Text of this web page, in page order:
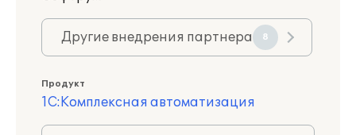
Другие внедрения партнера 8
Продукт
1С:Комплексная автоматизация